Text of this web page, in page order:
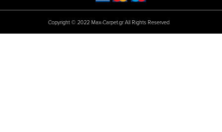
Copyright © 2022 Max-Carpet.gr All Rights Reserved